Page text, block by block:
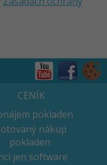
CENÍK
pokladen
nákup
pokladen
jen software